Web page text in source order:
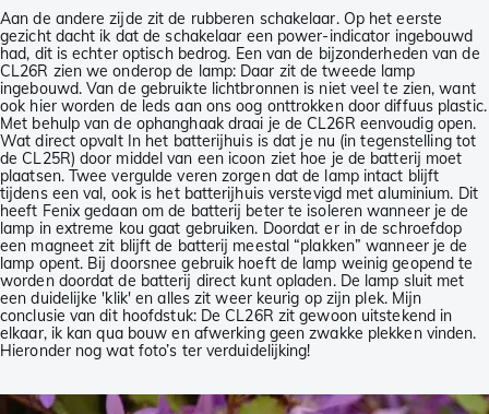
Aan de andere zijde zit de rubberen schakelaar. Op het eerste
gezicht dacht ik dat de schakelaar een power-indicator ingebouwd
had, dit is echter optisch bedrog. Een van de bijzonderheden van de
CL26R zien we onderop de lamp: Daar zit de tweede lamp
ingebouwd. Van de gebruikte lichtbronnen is niet veel te zien, want
ook hier worden de leds aan ons oog onttrokken door diffuus plastic.
Met behulp van de ophanghaak draai je de CL26R eenvoudig open.
Wat direct opvalt In het batterijhuis is dat je nu (in tegenstelling tot
de CL25R) door middel van een icoon ziet hoe je de batterij moet
plaatsen. Twee vergulde veren zorgen dat de lamp intact blijft
tijdens een val, ook is het batterijhuis verstevigd met aluminium. Dit
heeft Fenix gedaan om de batterij beter te isoleren wanneer je de
lamp in extreme kou gaat gebruiken. Doordat er in de schroefdop
een magneet zit blijft de batterij meestal “plakken” wanneer je de
lamp opent. Bij doorsnee gebruik hoeft de lamp weinig geopend te
worden doordat de batterij direct kunt opladen. De lamp sluit met
een duidelijke 'klik' en alles zit weer keurig op zijn plek. Mijn
conclusie van dit hoofdstuk: De CL26R zit gewoon uitstekend in
elkaar, ik kan qua bouw en afwerking geen zwakke plekken vinden.
Hieronder nog wat foto’s ter verduidelijking!